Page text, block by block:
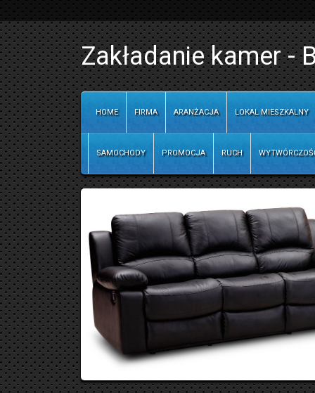
Zakładanie kamer -
HOME FIRMA ARANŻACJA LOKAL MIESZKALNY
SAMOCHODY PROMOCJA RUCH